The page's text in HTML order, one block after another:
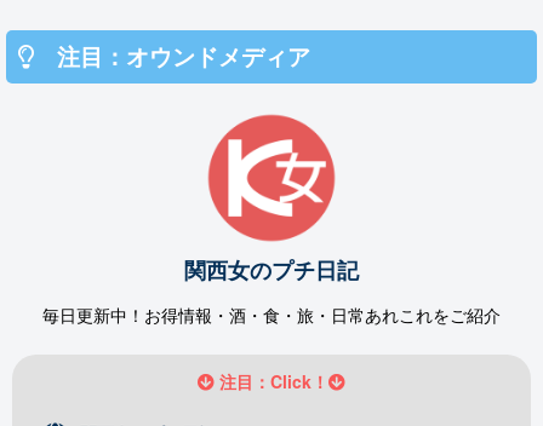
注目：オウンドメディア
関西女のプチ日記
毎日更新中！お得情報・酒・食・旅・日常あれこれをご紹介
注目：Click！